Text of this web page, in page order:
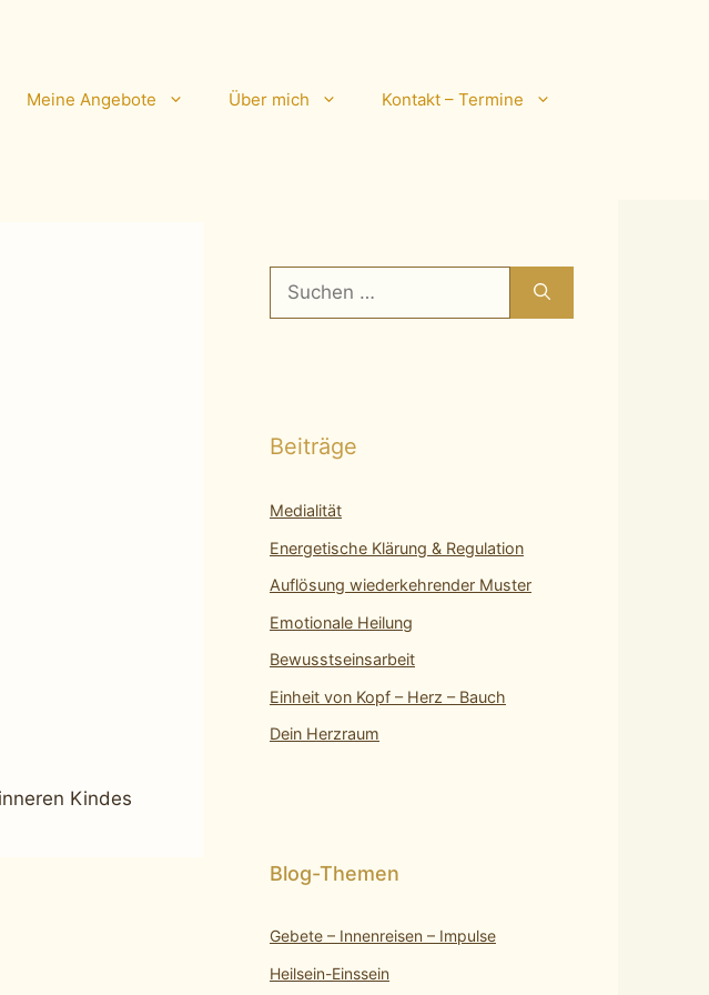
Meine Angebote Über mich Kontakt – Termine
Kindes
Suchen
nach:
Beiträge
Medialität
Energetische Klärung & Regulation
Auflösung wiederkehrender Muster
Emotionale Heilung
Bewusstseinsarbeit
Einheit von Kopf – Herz – Bauch
Dein Herzraum
Gebete – Innenreisen – Impulse
Heilsein-Einssein